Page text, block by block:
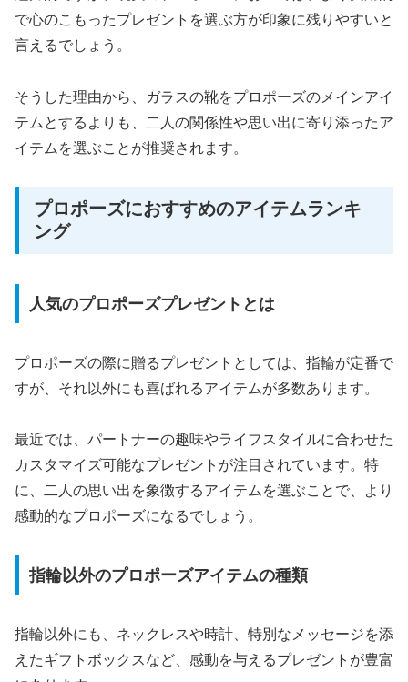
で心のこもったプレゼントを選ぶ方が印象に残りやすいと
言えるでしょう。
そうした理由から、ガラスの靴をプロポーズのメインアイ
テムとするよりも、二人の関係性や思い出に寄り添ったア
イテムを選ぶことが推奨されます。
プロポーズにおすすめのアイテムランキ
ング
人気のプロポーズプレゼントとは
プロポーズの際に贈るプレゼントとしては、指輪が定番で
すが、それ以外にも喜ばれるアイテムが多数あります。
最近では、パートナーの趣味やライフスタイルに合わせた
カスタマイズ可能なプレゼントが注目されています。特
に、二人の思い出を象徴するアイテムを選ぶことで、より
感動的なプロポーズになるでしょう。
指輪以外のプロポーズアイテムの種類
指輪以外にも、ネックレスや時計、特別なメッセージを添
えたギフトボックスなど、感動を与えるプレゼントが豊富